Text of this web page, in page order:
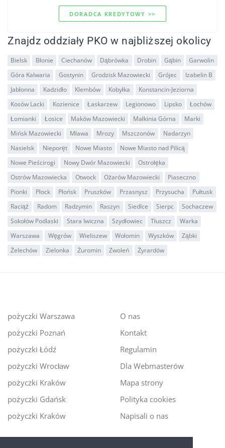
DORADCA KREDYTOWY >>
Znajdz oddziały PKO w najbliższej okolicy
Bielsk Błonie Ciechanów Dąbrówka Drobin Gąbin
Garwolin
Góra Kalwaria
Gostynin Grodzisk Mazowiecki Grójec
Izabelin B
Jabłonna
Kadzidło Klembów Kobyłka
Konstancin-Jeziorna
Kosów Lacki
Kozienice Łaskarzew Legionowo Lipsko
Łochów
Łomianki
Łosice Maków Mazowiecki Małkinia Górna
Marki
Mińsk Mazowiecki
Mława Mrozy Mszczonów
Nadarzyn
Nasielsk
Nieporęt Nowe Miasto
Nowe Miasto nad Pilicą
Nowe Pieścirogi
Nowy Dwór Mazowiecki
Ostrołęka
Ostrów Mazowiecka
Otwock Ożarów Mazowiecki
Piaseczno
Pionki
Płock Płońsk Pruszków Przasnysz Przysucha
Pułtusk
Raciąż
Radom Radzymin Raszyn Siedlce Sierpc
Sochaczew
Sokołów Podlaski
Stara Iwiczna Szydłowiec Tłuszcz
Warka
Warszawa
Węgrów Wieliszew Wołomin Wyszków
Ząbki
Żelechów
Zielonka Żuromin Zwoleń Żyrardów
pożyczki Warszawa
pożyczki Poznań
pożyczki Łódź
pożyczki Wrocław
pożyczki Kraków
pożyczki Gdańsk
pożyczki Kraków
O nas
Kontakt
Regulamin
Dla Webmasterów
Mapa strony
Polityka cookies
Napisali o nas